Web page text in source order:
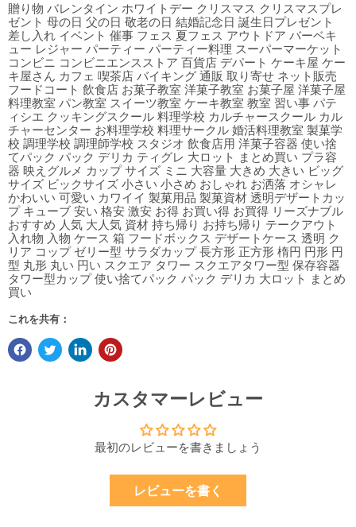
贈り物 バレンタイン ホワイトデー クリスマス クリスマスプレ
ゼント 母の日 父の日 敬老の日 結婚記念日 誕生日プレゼント
差し入れ イベント 催事 フェス 夏フェス アウトドア バーベキ
ュー レジャー パーティー パーティー料理 スーパーマーケット
コンビニ コンビニエンスストア 百貨店 デパート ケーキ屋 ケー
キ屋さん カフェ 喫茶店 バイキング 通販 取り寄せ ネット販売
フードコート 飲食店 お菓子教室 洋菓子教室 お菓子屋 洋菓子屋
料理教室 パン教室 スイーツ教室 ケーキ教室 教室 習い事 パテ
ィシエ クッキングスクール 料理学校 カルチャースクール カル
チャーセンター お料理学校 料理サークル 婚活料理教室 製菓学
校 調理学校 調理師学校 スタジオ 飲食店用 洋菓子容器 使い捨
てパック パック デリカ ティグレ 大ロット まとめ買い プラ容
器 映えグルメ カップ サイズ ミニ 大容量 大きめ 大きい ビッグ
サイズ ビックサイズ 小さい 小さめ おしゃれ お洒落 オシャレ
かわいい 可愛い カワイイ 製菓用品 製菓資材 透明デザートカッ
プ キューブ 安い 格安 激安 お得 お買い得 お買得 リーズナブル
おすすめ 人気 大人気 資材 持ち帰り お持ち帰り テークアウト
入れ物 入物 ケース 箱 フードボックス デザートケース 透明 ク
リア コップ ゼリー型 サラダカップ 長方形 正方形 楕円 円形 円
型 丸形 丸い 円い スクエア タワー スクエアタワー型 保存容器
タワー型カップ 使い捨てパック パック デリカ 大ロット まとめ
買い
これを共有：
カスタマーレビュー
最初のレビューを書きましょう
レビューを書く